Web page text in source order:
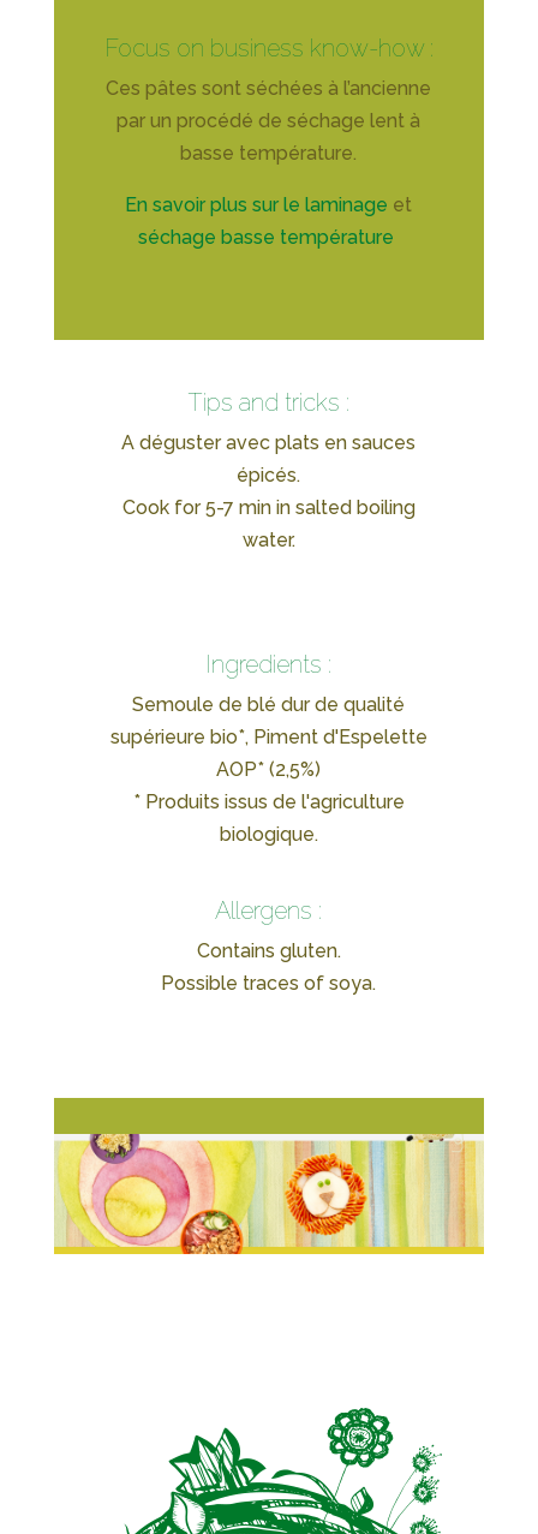
Focus on business know-how :
Ces pâtes sont séchées à l’ancienne
par un procédé de séchage lent à
basse température.
En savoir plus sur le laminage et
séchage basse température
Tips and tricks :
A déguster avec plats en sauces
épicés.
Cook for 5-7 min in salted boiling
water.
Ingredients :
Semoule de blé dur de qualité
supérieure bio*, Piment d'Espelette
AOP* (2,5%)
* Produits issus de l'agriculture
biologique.
Allergens :
Contains gluten.
Possible traces of soya.